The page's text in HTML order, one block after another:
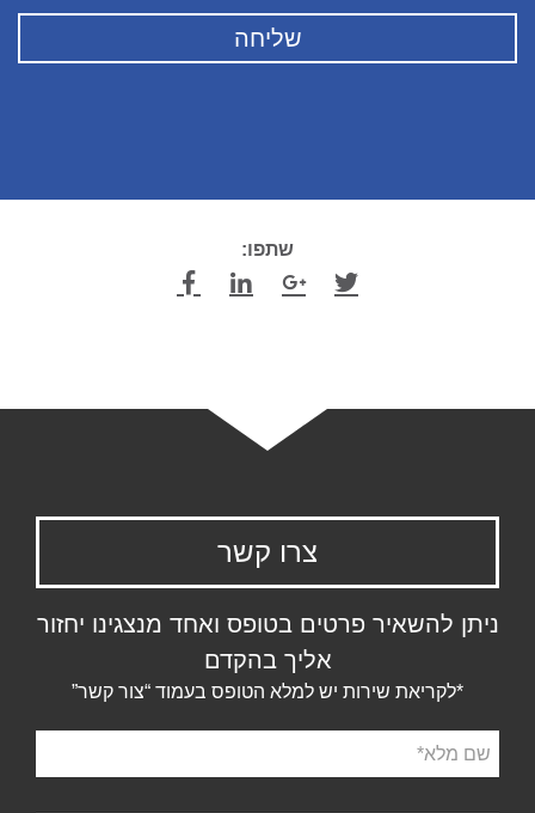
שתפו:
צרו קשר
ניתן להשאיר פרטים בטופס ואחד מנצגינו יחזור
אליך בהקדם
*לקריאת שירות יש למלא הטופס בעמוד “צור קשר”
שם
מלא